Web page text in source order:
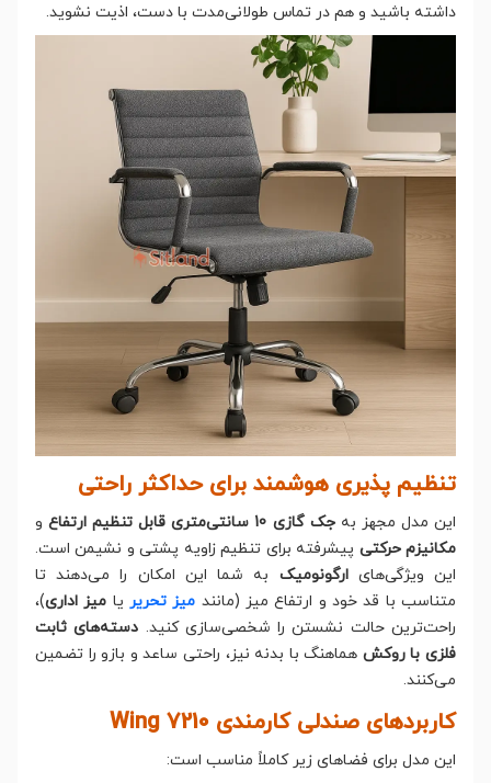
داشته باشید و هم در تماس طولانی‌مدت با دست، اذیت نشوید.
تنظیم پذیری هوشمند برای حداکثر راحتی
این مدل مجهز بهجک گازی 10 سانتی‌متری قابل تنظیم ارتفاع
و
مکانیزم حرکتی پیشرفته برای تنظیم زاویه پشتی و نشیمن است.
این ویژگی‌هایارگونومیک به شما این امکان را می‌دهند تا
متناسب با قد خود و ارتفاع میز (مانند میز تحریر یا میز اداری)،
راحت‌ترین حالت نشستن را شخصی‌سازی کنید. دسته‌های ثابت
فلزی با روکش هماهنگ با بدنه نیز، راحتی ساعد و بازو را تضمین
می‌کنند.
کاربردهای صندلی کارمندی Wing 7210
این مدل برای فضاهای زیر کاملاً مناسب است: